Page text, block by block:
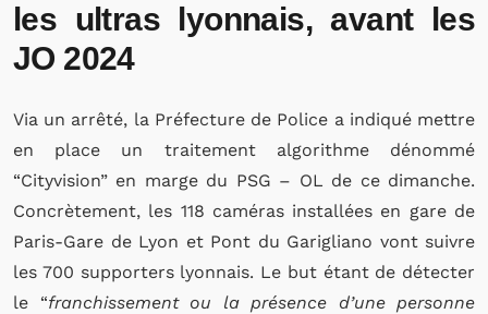
les ultras lyonnais, avant les
JO 2024
Via un arrêté, la Préfecture de Police a indiqué mettre
en place un traitement algorithme dénommé
“Cityvision” en marge du PSG – OL de ce dimanche.
Concrètement, les 118 caméras installées en gare de
Paris-Gare de Lyon et Pont du Garigliano vont suivre
les 700 supporters lyonnais. Le but étant de détecter
le “franchissement ou la présence d’une personne